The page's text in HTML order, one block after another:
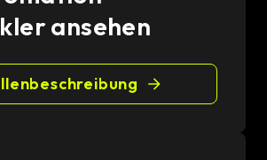
ansehen